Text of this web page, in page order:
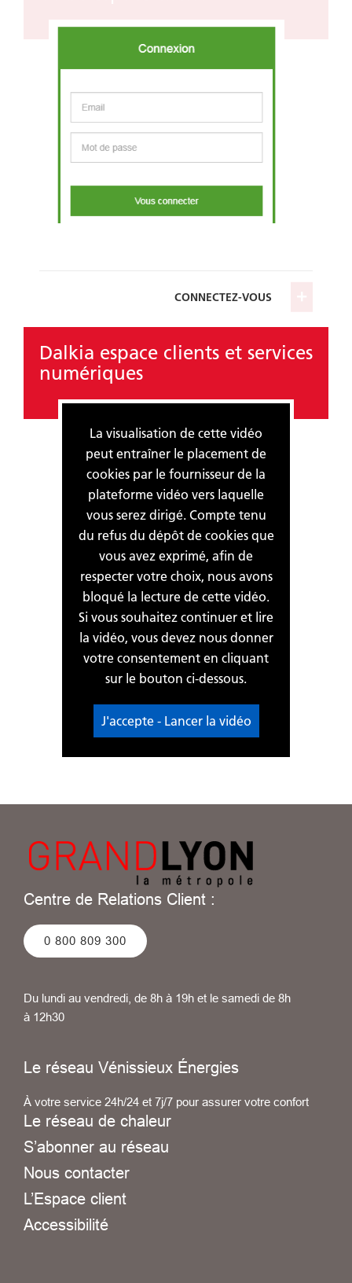
CONNECTEZ-VOUS
Dalkia espace clients et services
numériques
La visualisation de cette vidéo
peut entraîner le placement de
cookies par le fournisseur de la
plateforme vidéo vers laquelle
vous serez dirigé. Compte tenu
du refus du dépôt de cookies que
vous avez exprimé, afin de
respecter votre choix, nous avons
bloqué la lecture de cette vidéo.
Si vous souhaitez continuer et lire
la vidéo, vous devez nous donner
votre consentement en cliquant
sur le bouton ci-dessous.
J'accepte - Lancer la vidéo
Centre de Relations Client :
0 800 809 300
Du lundi au vendredi, de 8h à 19h et le samedi de 8h
à 12h30
Le réseau Vénissieux Énergies
À votre service 24h/24 et 7j/7 pour assurer votre confort
Le réseau de chaleur
S’abonner au réseau
Nous contacter
L’Espace client
Accessibilité